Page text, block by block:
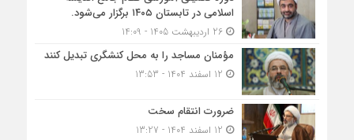
اسلامی در تابستان ۱۴۰۵ برگزار می‌شود.
26 اردیبهشت 1405 - 14:09
مؤمنان مساجد را به محل کنشگری تبدیل کنند
ضرورت انتقام سخت